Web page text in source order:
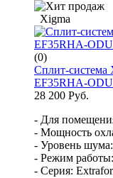
Xigma
(0)
Сплит-
EF35RHA-
28 200 Руб.
- Для
- Мощность
- Уровень
- Режим
- Серия: